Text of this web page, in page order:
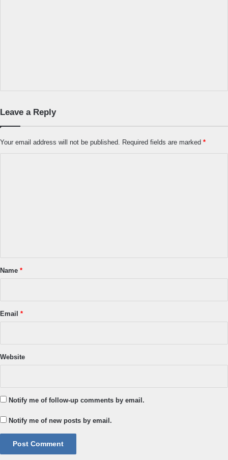
Leave a Reply
Your email address will not be published. Required fields are marked *
*Name *
Email *
Website
Notify me of follow-up comments by email.
Notify me of new posts by email.